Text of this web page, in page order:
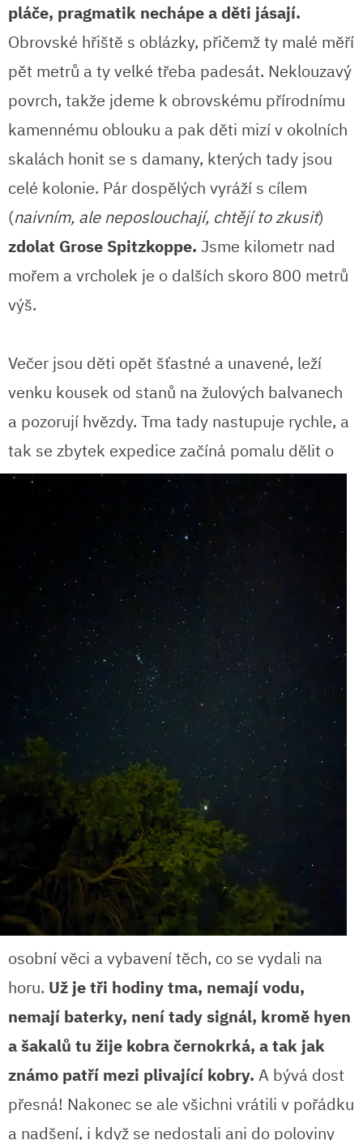
pláče, pragmatik nechápe a děti jásají.
Obrovské hřiště s oblázky, přičemž ty malé měří
pět metrů a ty velké třeba padesát. Neklouzavý
povrch, takže jdeme k obrovskému přírodnímu
kamennému oblouku a pak děti mizí v okolních
skalách honit se s damany, kterých tady jsou
celé kolonie. Pár dospělých vyráží s cílem
(naivním, ale neposlouchají, chtějí to zkusit)
zdolat Grose Spitzkoppe. Jsme kilometr nad
mořem a vrcholek je o dalších skoro 800 metrů
výš.
Večer jsou děti opět šťastné a unavené, leží
venku kousek od stanů na žulových balvanech
a pozorují hvězdy. Tma tady nastupuje rychle, a
tak se zbytek expedice začíná pomalu dělit o
osobní věci a vybavení těch, co se vydali na
horu. Už je tři hodiny tma, nemají vodu,
nemají baterky, není tady signál, kromě hyen
a šakalů tu žije kobra černokrká, a tak jak
známo patří mezi plivající kobry. A bývá dost
přesná! Nakonec se ale všichni vrátili v pořádku
a nadšení, i když se nedostali ani do poloviny